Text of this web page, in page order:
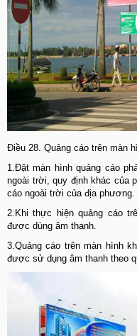
Điều 28. Quảng cáo trên màn
1.Đặt màn hình quảng cáo
ngoài trời, quy định khác của
cáo ngoài trời của địa phương.
2.Khi thực hiện quảng cáo
được dùng âm thanh.
3.Quảng cáo trên màn hình
được sử dụng âm thanh theo